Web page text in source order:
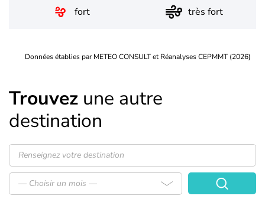
fort
très fort
Données établies par METEO CONSULT et Réanalyses CEPMMT (2026)
Trouvez une autre
destination
— Choisir un mois —